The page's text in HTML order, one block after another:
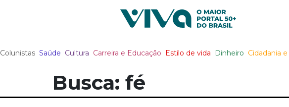
Colunistas Saúde Cultura Carreira e Educação Estilo de vida Dinheiro Cidadania
Busca: fé